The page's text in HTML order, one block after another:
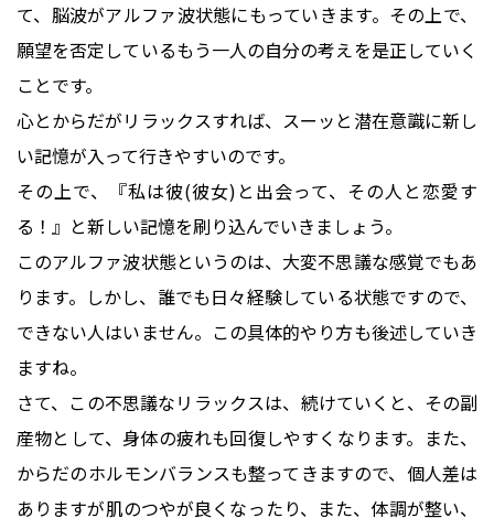
て、脳波がアルファ波状態にもっていきます。その上で、
願望を否定しているもう一人の自分の考えを是正していく
ことです。
心とからだがリラックスすれば、スーッと潜在意識に新し
い記憶が入って行きやすいのです。
その上で、『私は彼(彼女)と出会って、その人と恋愛す
る！』と新しい記憶を刷り込んでいきましょう。
このアルファ波状態というのは、大変不思議な感覚でもあ
ります。しかし、誰でも日々経験している状態ですので、
できない人はいません。この具体的やり方も後述していき
ますね。
さて、この不思議なリラックスは、続けていくと、その副
産物として、身体の疲れも回復しやすくなります。また、
からだのホルモンバランスも整ってきますので、個人差は
ありますが肌のつやが良くなったり、また、体調が整い、